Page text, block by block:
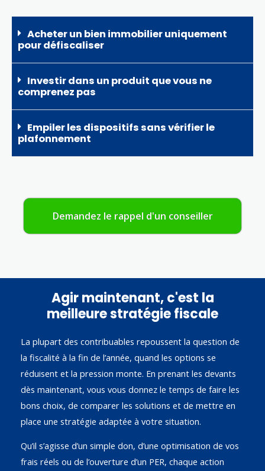
Acheter un bien immobilier uniquement
pour défiscaliser
Investir dans un produit que vous ne
comprenez pas
Empiler les dispositifs sans vérifier le
plafonnement
Demandez le rappel d'un conseiller
Agir maintenant, c'est la
meilleure stratégie fiscale
La plupart des contribuables repoussent la question de
la fiscalité à la fin de l’année, quand les options se
réduisent et la pression monte. En prenant les devants
dès maintenant, vous vous donnez le temps de faire les
bons choix, de comparer les solutions et de mettre en
place une stratégie adaptée à votre situation.
Qu’il s’agisse d’un simple don, d’une optimisation de vos
frais réels ou de l’ouverture d’un PER, chaque action